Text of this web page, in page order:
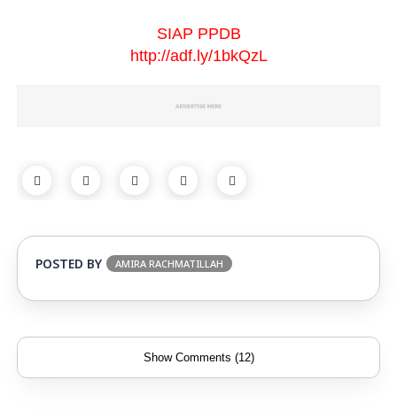
SIAP PPDB
http://adf.ly/1bkQzL
POSTED BY AMIRA RACHMATILLAH
Show Comments (12)